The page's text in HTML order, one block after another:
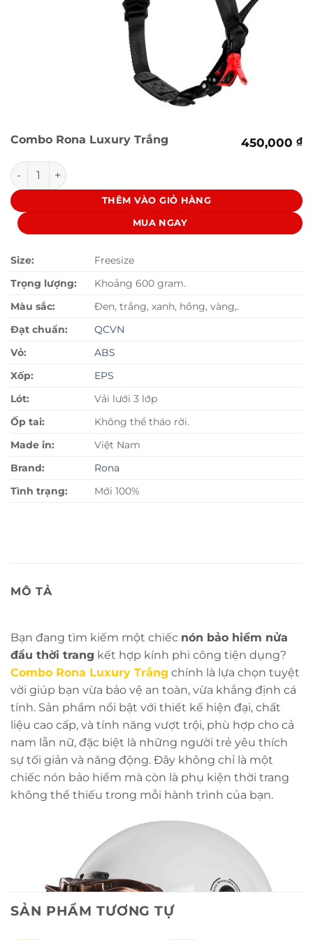
Combo Rona Luxury Trắng 450,000 ₫
Combo Rona Luxury Trắng số lượng
THÊM VÀO GIỎ HÀNG
MUA NGAY
Size:
Freesize
Trọng lượng:
Khoảng 600 gram.
Màu sắc:
Đen, trắng, xanh, hồng, vàng,.
Đạt chuẩn:
QCVN
Vỏ:
ABS
Xốp:
EPS
Lót:
Vải lưới 3 lớp
Ốp tai:
Không thể tháo rời.
Made in:
Việt Nam
Brand:
Rona
Tình trạng:
Mới 100%
MÔ TẢ
Bạn đang tìm kiếm một chiếc nón bảo hiểm nửa
đầu thời trang kết hợp kính phi công tiện dụng?
Combo Rona Luxury Trắng chính là lựa chọn tuyệt
vời giúp bạn vừa bảo vệ an toàn, vừa khẳng định cá
tính. Sản phẩm nổi bật với thiết kế hiện đại, chất
liệu cao cấp, và tính năng vượt trội, phù hợp cho cả
nam lẫn nữ, đặc biệt là những người trẻ yêu thích
sự tối giản và năng động. Đây không chỉ là một
chiếc nón bảo hiểm mà còn là phụ kiện thời trang
không thể thiếu trong mỗi hành trình của bạn.
SẢN PHẨM TƯƠNG TỰ